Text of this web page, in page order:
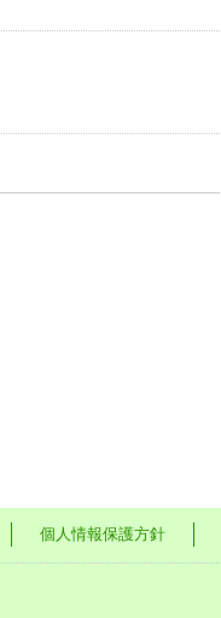
個人情報保護方針